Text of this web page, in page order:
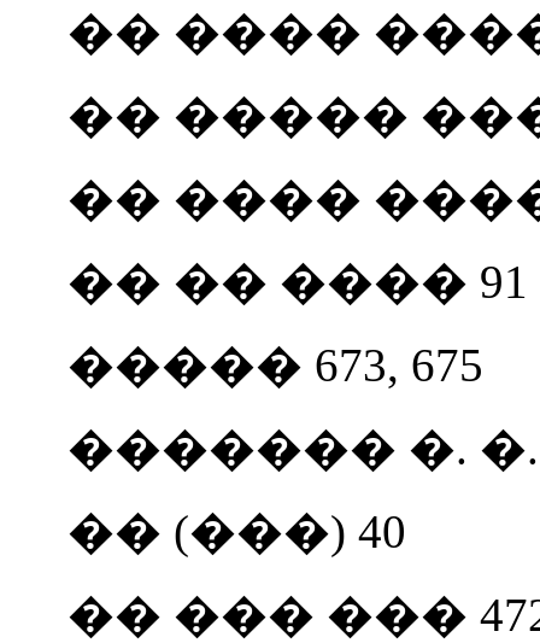
�� ���� ����
�� �����
�� ���� ����
�� �� ���� 91
����� 673, 675
������� �. �.
�� (���) 40
�� ��� ��� 472,